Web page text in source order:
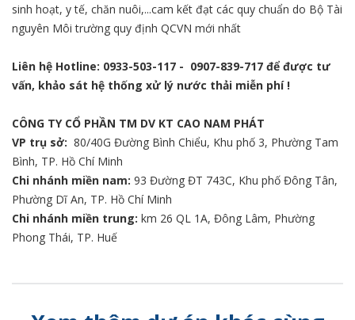
sinh hoạt, y tế, chăn nuôi,...cam kết đạt các quy chuẩn do Bộ Tài
nguyên Môi trường quy định QCVN mới nhất
Liên hệ Hotline: 0933-503-117 - 0907-839-717 để được tư
vấn, khảo sát hệ thống xử lý nước thải miễn phí !
CÔNG TY CỔ PHẦN TM DV KT CAO NAM PHÁT
VP trụ sở: 80/40G Đường Bình Chiểu, Khu phố 3, Phường Tam
Bình, TP. Hồ Chí Minh
Chi nhánh miền nam: 93 Đường ĐT 743C, Khu phố Đông Tân,
Phường Dĩ An, TP. Hồ Chí Minh
Chi nhánh miền trung: km 26 QL 1A, Đông Lâm, Phường
Phong Thái, TP. Huế